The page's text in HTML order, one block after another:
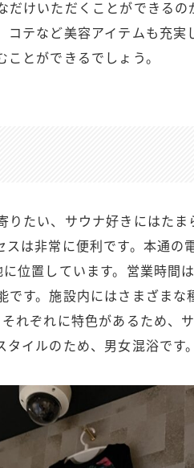
だけいただくことができる
コテなど美容アイテムも充実
とができるでしょう。
りたい、サウナ好きにはた
スは非常に便利です。本通の
位置しています。営業時間
です。施設内にはさまざまな
れぞれに特色があるため、
イルのため、男女混浴です。